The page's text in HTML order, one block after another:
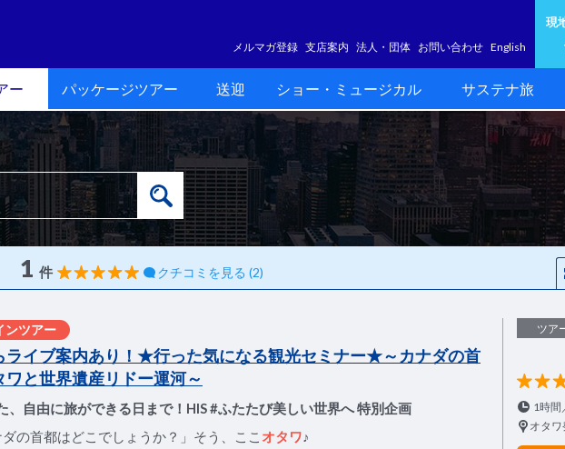
メルマガ登録 支店案内 法人・団体 お問い合わせ English
現
ー パッケージツアー 送迎 ショー・ミュージカル サステナ旅
1 件 クチコミを見る (2)
ンツアー
ライブ案内あり！★行った気になる観光セミナー★～カナダの首
ワと世界遺産リドー運河～
、自由に旅ができる日まで！HIS #ふたたび美しい世界へ 特別企画
ダの首都はどこでしょうか？」そう、ここ オタワ♪
ツア
1時間
オタワ